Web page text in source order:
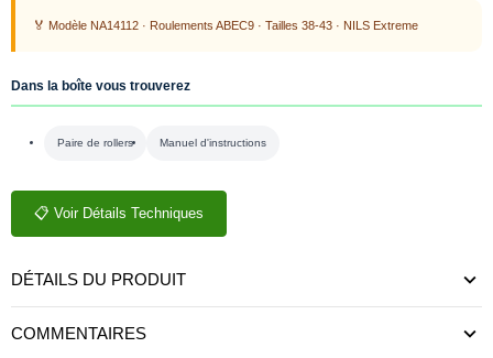
🏅 Modèle NA14112 · Roulements ABEC9 · Tailles 38-43 · NILS Extreme
Dans la boîte vous trouverez
Paire de rollers Manuel d'instructions
📋 Voir Détails Techniques
DÉTAILS DU PRODUIT
COMMENTAIRES